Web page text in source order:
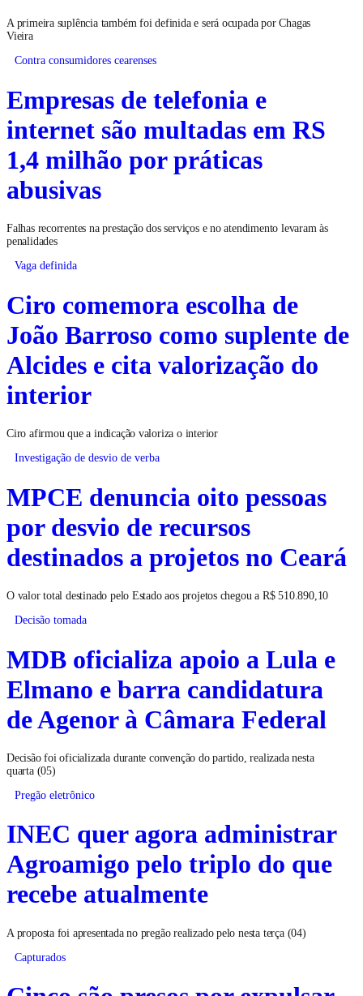
A primeira suplência também foi definida e será ocupada por Chagas
Vieira
Contra consumidores cearenses
Empresas de telefonia e
internet são multadas em RS
1,4 milhão por práticas
abusivas
Falhas recorrentes na prestação dos serviços e no atendimento levaram às
penalidades
Vaga definida
Ciro comemora escolha de
João Barroso como suplente de
Alcides e cita valorização do
interior
Ciro afirmou que a indicação valoriza o interior
Investigação de desvio de verba
MPCE denuncia oito pessoas
por desvio de recursos
destinados a projetos no Ceará
O valor total destinado pelo Estado aos projetos chegou a R$ 510.890,10
Decisão tomada
MDB oficializa apoio a Lula e
Elmano e barra candidatura
de Agenor à Câmara Federal
Decisão foi oficializada durante convenção do partido, realizada nesta
quarta (05)
Pregão eletrônico
INEC quer agora administrar
Agroamigo pelo triplo do que
recebe atualmente
A proposta foi apresentada no pregão realizado pelo nesta terça (04)
Capturados